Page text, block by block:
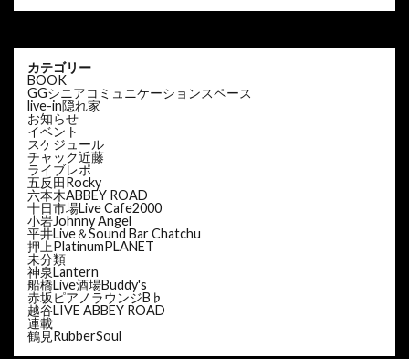
カテゴリー
BOOK
GGシニアコミュニケーションスペース
live-in隠れ家
お知らせ
イベント
スケジュール
チャック近藤
ライブレポ
五反田Rocky
六本木ABBEY ROAD
十日市場Live Cafe2000
小岩Johnny Angel
平井Live＆Sound Bar Chatchu
押上PlatinumPLANET
未分類
神泉Lantern
船橋Live酒場Buddy's
赤坂ピアノラウンジB♭
越谷LIVE ABBEY ROAD
連載
鶴見RubberSoul